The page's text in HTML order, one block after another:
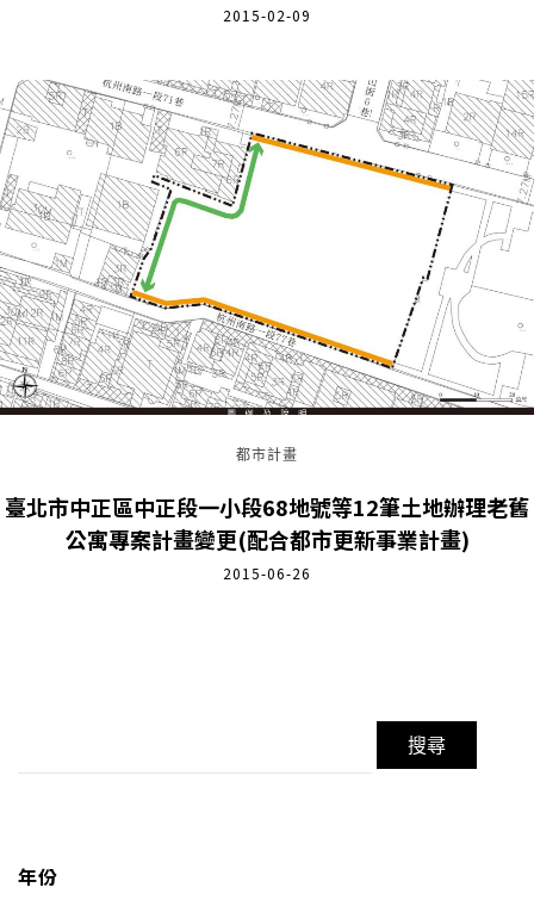
2015-02-09
都市計畫
臺北市中正區中正段一小段68地號等12筆土地辦理老舊
公寓專案計畫變更(配合都市更新事業計畫)
2015-06-26
年份